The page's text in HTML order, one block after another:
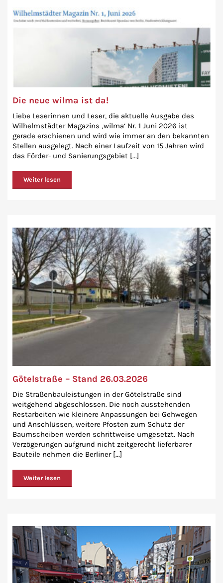
Die neue wilma ist da!
Liebe Leserinnen und Leser, die aktuelle Ausgabe des
Wilhelmstädter Magazins ‚wilma‘ Nr. 1 Juni 2026 ist
gerade erschienen und wird wie immer an den bekannten
Stellen ausgelegt. Nach einer Laufzeit von 15 Jahren wird
das Förder- und Sanierungsgebiet [...]
Weiter lesen
Götelstraße – Stand 26.03.2026
Die Straßenbauleistungen in der Götelstraße sind
weitgehend abgeschlossen. Die noch ausstehenden
Restarbeiten wie kleinere Anpassungen bei Gehwegen
und Anschlüssen, weitere Pfosten zum Schutz der
Baumscheiben werden schrittweise umgesetzt. Nach
Verzögerungen aufgrund nicht zeitgerecht lieferbarer
Bauteile nehmen die Berliner [...]
Weiter lesen